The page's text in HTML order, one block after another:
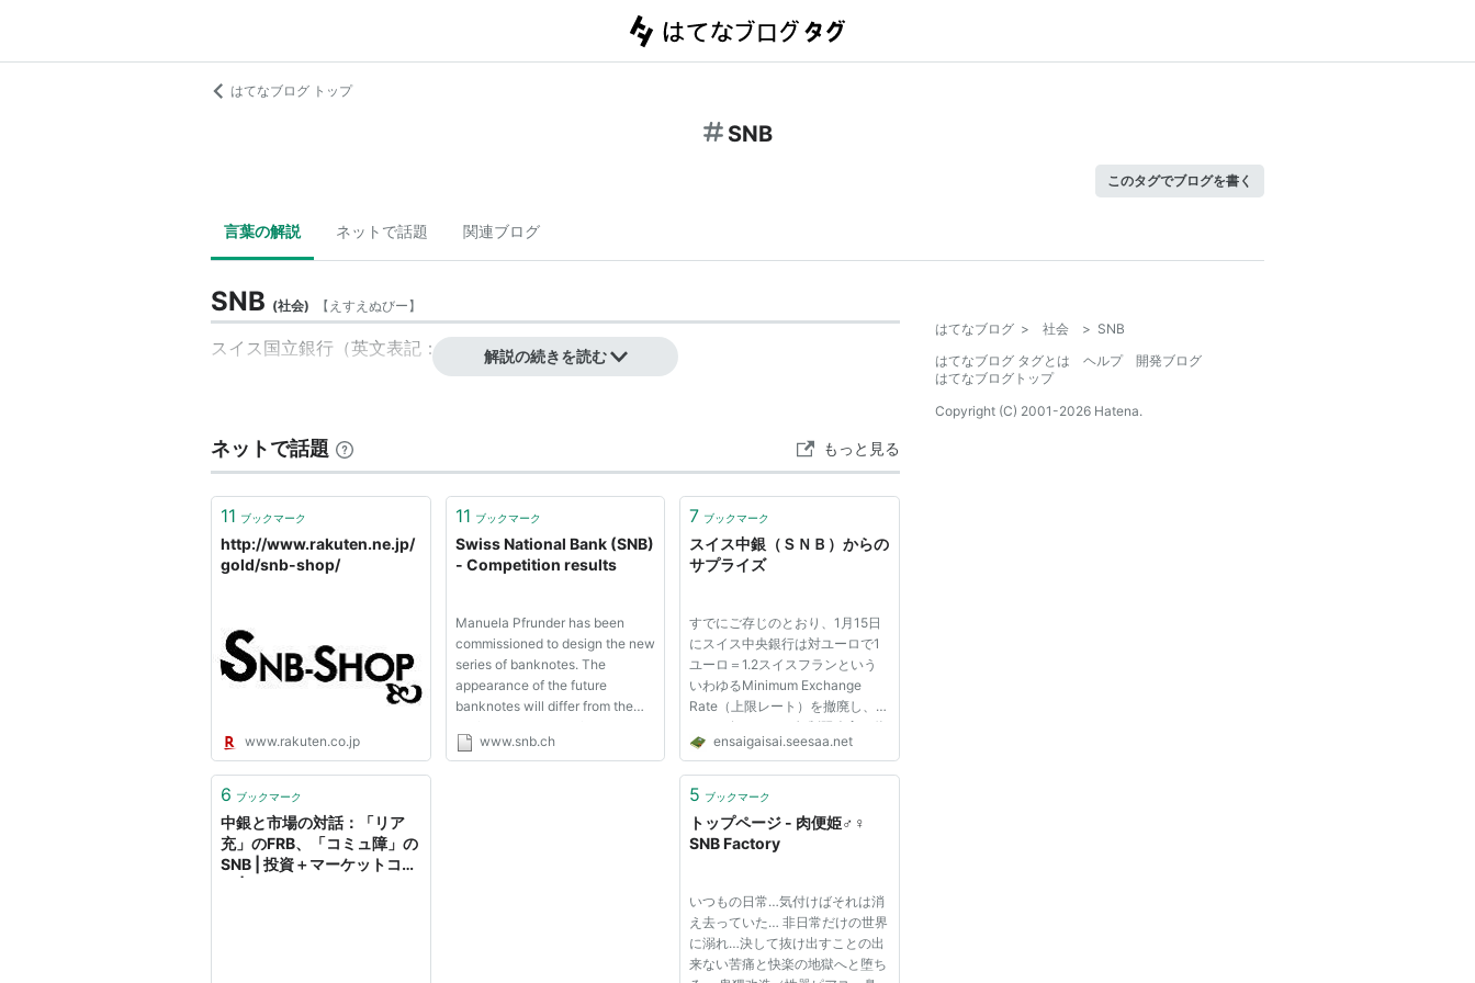
はてなブログ トップ
SNB
このタグでブログを書く
言葉の解説 ネットで話題 関連ブログ
SNB (社会) 【 えすえぬびー】
スイス国立銀行 （英文表記：Swiss National Bank）の略。
解説の続きを読む
ネットで話題 もっと見る
11 ブックマーク
http://www.rakuten.ne.jp/
gold/snb-shop/
www.rakuten.co.jp
11 ブックマーク
Swiss National Bank (SNB)
- Competition results
Manuela Pfrunder has been
commissioned to design the new
series of banknotes. The
appearance of the future
banknotes will differ from the
shown here. Along with the
www.snb.ch
7 ブックマーク
スイス中銀（ＳＮＢ）からの
サプライズ
すでにご存じのとおり、1月15日
にスイス中央銀行は対ユーロで1
ユーロ＝1.2スイスフランという
いわゆるMinimum Exchange
Rate（上限レート）を撤廃し、そ
れまで行ってきた無制限介入を停
止することを発表しました。同時
Rate= 中央銀行当座預金みたいな
ものへの付利金利）のレンジを
+0.25～-0.7...
ensaigaisai.seesaa.net
6 ブックマーク
中銀と市場の対話：「リア
充」のFRB、「コミュ障」の
SNB | 投資＋マーケットコラ
5 ブックマーク
トップページ - 肉便姫♂♀
SNB Factory
いつもの日常…気付けばそれは消
え去っていた… 非日常だけの世界
に溺れ…決して抜け出すことの出
来ない苦痛と快楽の地獄へと堕ち
はてなブログ > 社会 > SNB
はてなブログ タグとは
ヘルプ
開発ブログ
はてなブログトップ
Copyright (C) 2001-2026 Hatena.